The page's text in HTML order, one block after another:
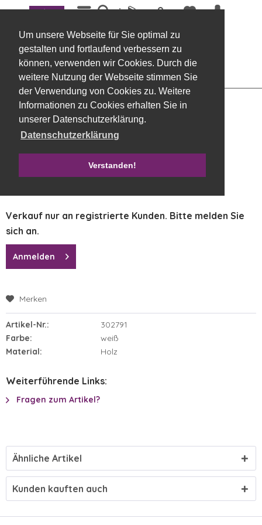
Um unsere Webseite für Sie optimal zu
gestalten und fortlaufend verbessern zu
können, verwenden wir Cookies. Durch die
weitere Nutzung der Webseite stimmen Sie
der Verwendung von Cookies zu. Weitere
Informationen zu Cookies erhalten Sie in
unserer Datenschutzerklärung.
Datenschutzerklärung
Verstanden!
Menü
Übersicht Holzgefäße
Holztablett 16 x 16 cm weiss gewischt
Verkauf nur an registrierte Kunden. Bitte melden Sie
sich an.
Anmelden
Merken
Artikel-Nr.:
302791
Farbe:
weiß
Material:
Holz
Weiterführende Links:
Fragen zum Artikel?
Ähnliche Artikel
Kunden kauften auch